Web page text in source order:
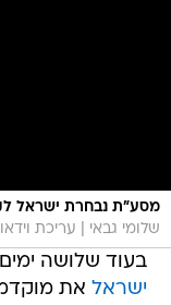
מסע"ת נבחרת ישראל
שלומי גבאי | עריכת וידאו:
בעוד שלושה ימים
ישראל